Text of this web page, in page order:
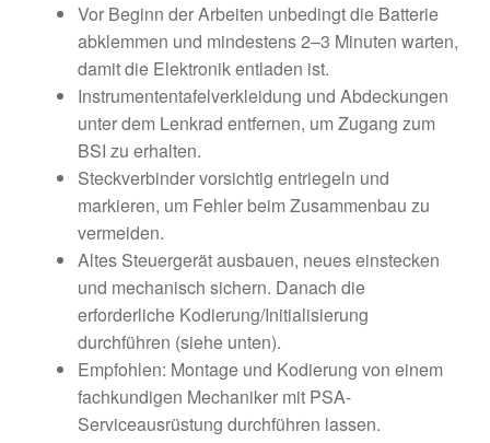
Vor Beginn der Arbeiten unbedingt die Batterie
abklemmen und mindestens 2–3 Minuten warten,
damit die Elektronik entladen ist.
Instrumententafelverkleidung und Abdeckungen
unter dem Lenkrad entfernen, um Zugang zum
BSI zu erhalten.
Steckverbinder vorsichtig entriegeln und
markieren, um Fehler beim Zusammenbau zu
vermeiden.
Altes Steuergerät ausbauen, neues einstecken
und mechanisch sichern. Danach die
erforderliche Kodierung/Initialisierung
durchführen (siehe unten).
Empfohlen: Montage und Kodierung von einem
fachkundigen Mechaniker mit PSA-
Serviceausrüstung durchführen lassen.